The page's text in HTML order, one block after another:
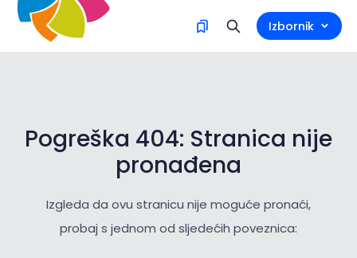
Izbornik
Pogreška 404: Stranica nije
pronađena
Izgleda da ovu stranicu nije moguće pronaći,
probaj s jednom od sljedećih poveznica: